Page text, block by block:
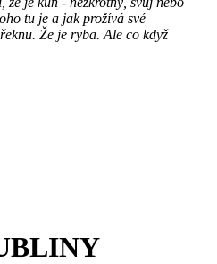
tu je a jak prožívá své
Že je ryba. Ale co když